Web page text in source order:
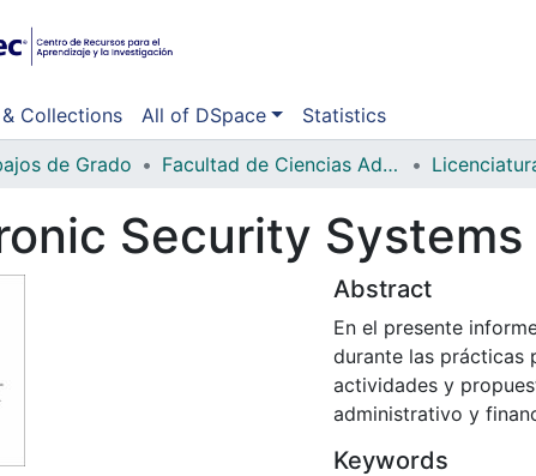
Collections All of DSpace Statistics
de Grado Facultad de Ciencias Administrativas y Sociales
Security Systems
Abstract
En el presente
durante las prácticas
actividades y
administrativo y
Keywords